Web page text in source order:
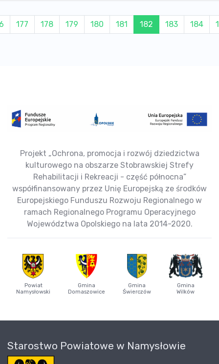
177 178 179 180 181 182 183 184
Projekt „Ochrona, promocja i rozwój dziedzictwa
kulturowego na obszarze Stobrawskiej Strefy
Rehabilitacji i Rekreacji - część północna”
współfinansowany przez Unię Europejską ze środków
Europejskiego Funduszu Rozwoju Regionalnego w
ramach Regionalnego Programu Operacyjnego
Województwa Opolskiego na lata 2014-2020.
Powiat
Namysłowski
Gmina
Domaszowice
Gmina
Świerczów
Gmina
Wilków
Starostwo Powiatowe w Namysłowie